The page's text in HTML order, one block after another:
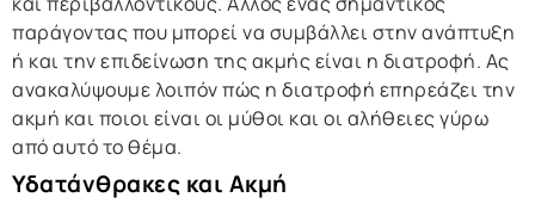
παράγοντας που μπορεί να συμβάλλει στην ανάπτυξη
ή και την επιδείνωση της ακμής είναι η διατροφή. Ας
ανακαλύψουμε λοιπόν πώς η διατροφή επηρεάζει την
ακμή και ποιοι είναι οι μύθοι και οι αλήθειες γύρω
από αυτό το θέμα.
Υδατάνθρακες και Ακμή